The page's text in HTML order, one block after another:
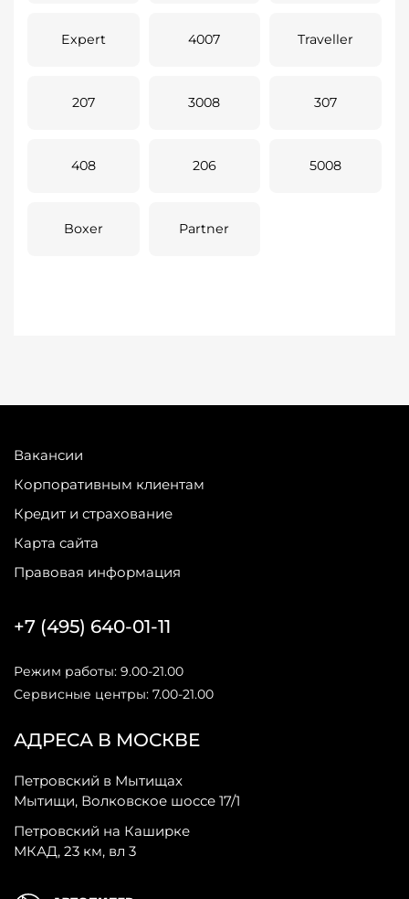
Expert 4007 Traveller
207 3008 307
408 206 5008
Boxer Partner
Вакансии
Корпоративным клиентам
Кредит и страхование
Карта сайта
Правовая информация
АДРЕСА В МОСКВЕ
Петровский в Мытищах
Мытищи, Волковское шоссе 17/1
Петровский на Каширке
МКАД, 23 км, вл 3
+7 (495) 640-01-11
Режим работы: 9.00-21.00
Сервисные центры: 7.00-21.00